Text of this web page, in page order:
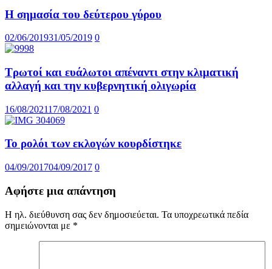
Η σημασία του δεύτερου γύρου
02/06/201931/05/2019 0
Τρωτοί και ευάλωτοι απέναντι στην κλιματική
αλλαγή και την κυβερνητική ολιγωρία
16/08/202117/08/2021 0
Το ρολόι των εκλογών κουρδίστηκε
04/09/201704/09/2017 0
Αφήστε μια απάντηση
Η ηλ. διεύθυνση σας δεν δημοσιεύεται. Τα υποχρεωτικά πεδία
σημειώνονται με *